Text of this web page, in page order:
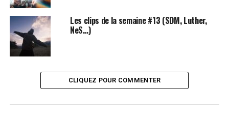
madeleine de Proust
Le texte de Jazzy Bazz n’a évidemment pas besoin d’être
comparé à un classique de la littérature pour avoir de la
valeur, mais il serait difficile d’analyser «
faire référence à la madeleine de Proust.
Les clips de la semaine #13 (SDM, Luther,
NeS…)
CLIQUEZ POUR COMMENTER